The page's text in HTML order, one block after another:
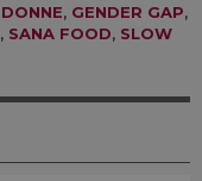
DONNE, GENDER GAP,
, SANA FOOD, SLOW